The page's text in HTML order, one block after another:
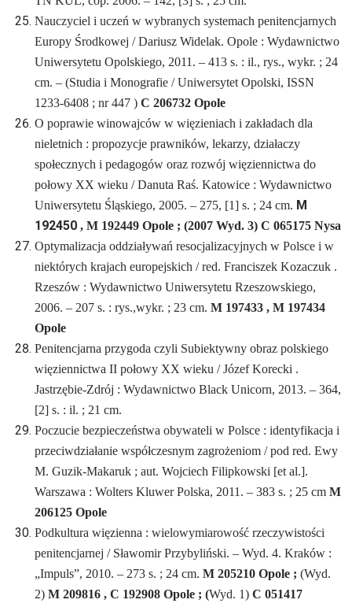
Nauczyciel i uczeń w wybranych systemach penitencjarnych
Europy Środkowej / Dariusz Widelak. Opole : Wydawnictwo
Uniwersytetu Opolskiego, 2011. – 413 s. : il., rys., wykr. ; 24
cm. – (Studia i Monografie / Uniwersytet Opolski, ISSN
1233-6408 ; nr 447 ) C 206732 Opole
O poprawie winowajców w więzieniach i zakładach dla
nieletnich : propozycje prawników, lekarzy, działaczy
społecznych i pedagogów oraz rozwój więziennictwa do
połowy XX wieku / Danuta Raś. Katowice : Wydawnictwo
Uniwersytetu Śląskiego, 2005. – 275, [1] s. ; 24 cm. M
192450 , M 192449 Opole ; (2007 Wyd. 3) C 065175 Nysa
Optymalizacja oddziaływań resocjalizacyjnych w Polsce i w
niektórych krajach europejskich / red. Franciszek Kozaczuk .
Rzeszów : Wydawnictwo Uniwersytetu Rzeszowskiego,
2006. – 207 s. : rys.,wykr. ; 23 cm. M 197433 , M 197434
Opole
Penitencjarna przygoda czyli Subiektywny obraz polskiego
więziennictwa II połowy XX wieku / Józef Korecki .
Jastrzębie-Zdrój : Wydawnictwo Black Unicorn, 2013. – 364,
[2] s. : il. ; 21 cm.
Poczucie bezpieczeństwa obywateli w Polsce : identyfikacja i
przeciwdziałanie współczesnym zagrożeniom / pod red. Ewy
M. Guzik-Makaruk ; aut. Wojciech Filipkowski [et al.].
Warszawa : Wolters Kluwer Polska, 2011. – 383 s. ; 25 cm M
206125 Opole
Podkultura więzienna : wielowymiarowość rzeczywistości
penitencjarnej / Sławomir Przybyliński. – Wyd. 4. Kraków :
„Impuls”, 2010. – 273 s. ; 24 cm. M 205210 Opole ; (Wyd.
2) M 209816 , C 192908 Opole ; (Wyd. 1) C 051417